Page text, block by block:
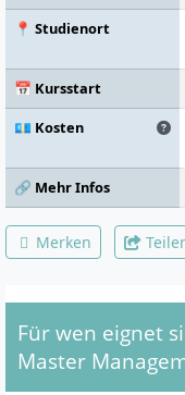
📍 Studienort
📅 Kursstart
💶 Kosten
🔗 Mehr Infos
Merken
Für wen eignet
Master